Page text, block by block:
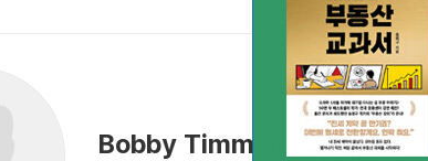
Bobby Timmons
바비 티몬스